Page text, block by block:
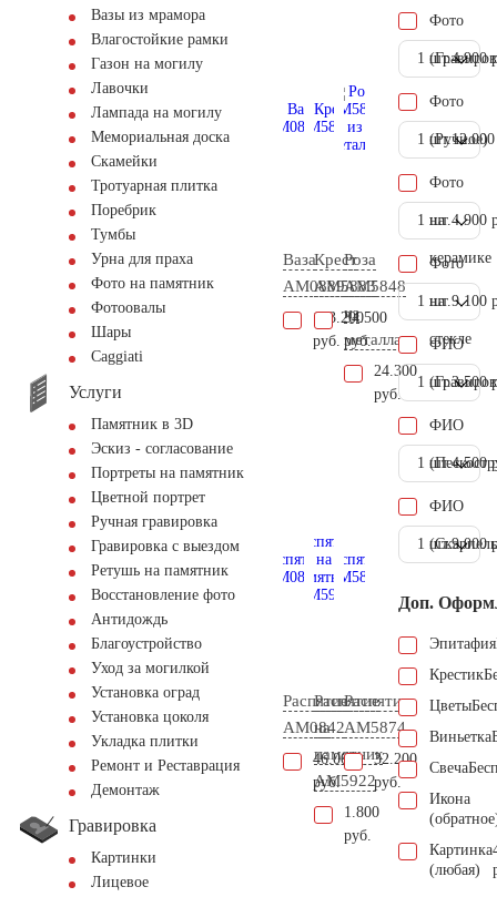
Вазы из мрамора
Влагостойкие рамки
Газон на могилу
Лавочки
Лампада на могилу
Мемориальная доска
Скамейки
Тротуарная плитка
Поребрик
Тумбы
Урна для праха
Фото на памятник
Фотоовалы
Шары
Сaggiati
Услуги
Памятник в 3D
Эскиз - согласование
Портреты на памятник
Цветной портрет
Ручная гравировка
Гравировка с выездом
Ретушь на памятник
Восстановление фото
Антидождь
Благоустройство
Уход за могилкой
Установка оград
Установка цоколя
Укладка плитки
Ремонт и Реставрация
Демонтаж
Гравировка
Картинки
Лицевое
Ваза
AM0889
103.200
руб.
Крест
AM5883
34.500
руб.
Роза
AM5848
из
металла
24.300
руб.
Распятие
AM0842
46.000
руб.
Распятие
на
памятник
AM5922
1.800
руб.
Распятие
AM5874
32.200
руб.
Фото
1 шт.4.900
Фото
(Ручное)
1 шт.
Фото
на
керамике
1 шт. 4.900
Фото
на
стекле
1 шт. 9.100
ФИО
1 шт.3.500
ФИО
1 шт.4.500
ФИО
1 шт.9.000
Доп.
Эпитафия
Крестик
Цветы
Виньетка
Свеча
Икона
Картинка
(любая)